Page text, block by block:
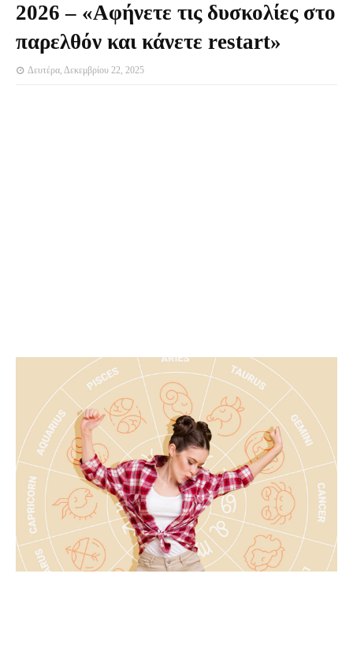
2026 – «Αφήνετε τις δυσκολίες στο
παρελθόν και κάνετε restart»
Δευτέρα, Δεκεμβρίου 22, 2025